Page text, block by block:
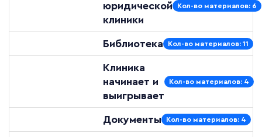
юридической
клиники
Кол-во материалов: 6
Библиотека Кол-во материалов: 11
Клиника
начинает и
выигрывает
Кол-во материалов: 4
Документы Кол-во материалов: 4